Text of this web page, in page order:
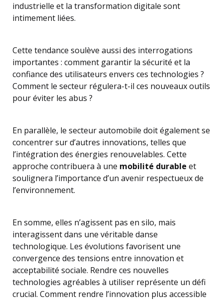
industrielle et la transformation digitale sont
intimement liées.
Cette tendance soulève aussi des interrogations
importantes : comment garantir la sécurité et la
confiance des utilisateurs envers ces technologies ?
Comment le secteur régulera-t-il ces nouveaux outils
pour éviter les abus ?
En parallèle, le secteur automobile doit également se
concentrer sur d’autres innovations, telles que
l’intégration des énergies renouvelables. Cette
approche contribuera à une mobilité durable et
soulignera l’importance d’un avenir respectueux de
l’environnement.
En somme, elles n’agissent pas en silo, mais
interagissent dans une véritable danse
technologique. Les évolutions favorisent une
convergence des tensions entre innovation et
acceptabilité sociale. Rendre ces nouvelles
technologies agréables à utiliser représente un défi
crucial. Comment rendre l’innovation plus accessible